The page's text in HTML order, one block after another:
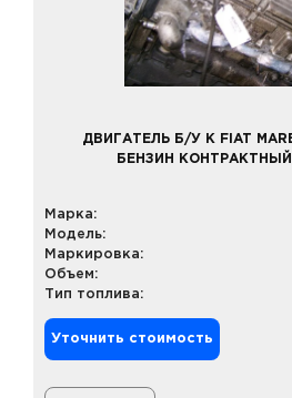
ДВИГАТЕЛЬ Б/У К FIAT
БЕНЗИН
Марка:
Модель:
Маркировка:
Объем:
Тип топлива:
Уточнить стоимость